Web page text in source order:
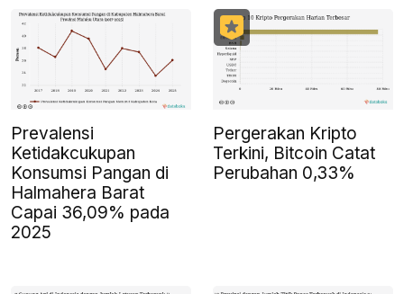
Prevalensi
Ketidakcukupan
Konsumsi Pangan di
Halmahera Barat
Capai 36,09% pada
2025
Pergerakan Kripto
Terkini, Bitcoin Catat
Perubahan 0,33%